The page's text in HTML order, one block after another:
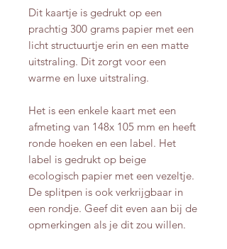
Dit kaartje is gedrukt op een
prachtig 300 grams papier met een
licht structuurtje erin en een matte
uitstraling. Dit zorgt voor een
warme en luxe uitstraling.
Het is een enkele kaart met een
afmeting van 148x 105 mm en heeft
ronde hoeken en een label. Het
label is gedrukt op beige
ecologisch papier met een vezeltje.
De splitpen is ook verkrijgbaar in
een rondje. Geef dit even aan bij de
opmerkingen als je dit zou willen.